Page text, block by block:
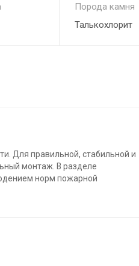
Порода камня
Талькохлорит
Для правильной, стабильной и
монтаж. В разделе
норм пожарной